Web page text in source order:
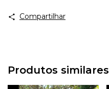
Compartilhar
Produtos similares